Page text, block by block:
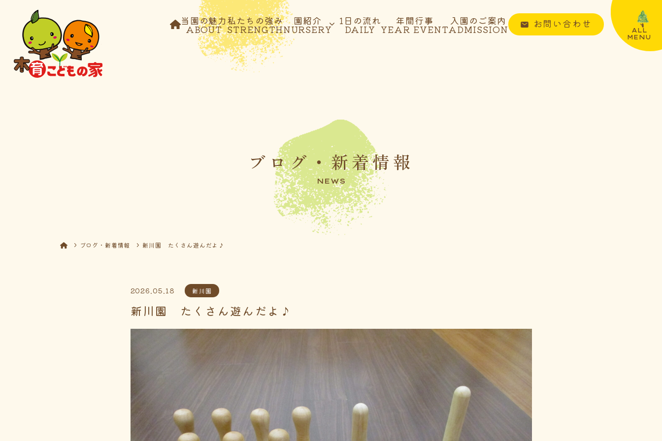
ALL
MENU
当園の魅力
ABOUT
私たちの強み
STRENGTH
園紹介
NURSERY
1日の流れ
DAILY
年間行事
YEAR EVENT
入園のご案内
ADMISSION お問い合わせ
ブログ・新着情報
NEWS
ブログ・新着情報 新川園 たくさん遊んだよ♪
2026.05.18 新川園
新川園 たくさん遊んだよ♪